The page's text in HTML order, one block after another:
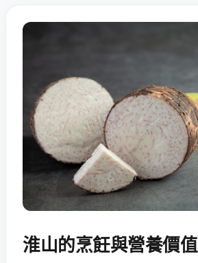
淮山的烹飪與營養價值